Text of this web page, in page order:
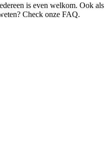
is even welkom. Ook als
Check onze FAQ.